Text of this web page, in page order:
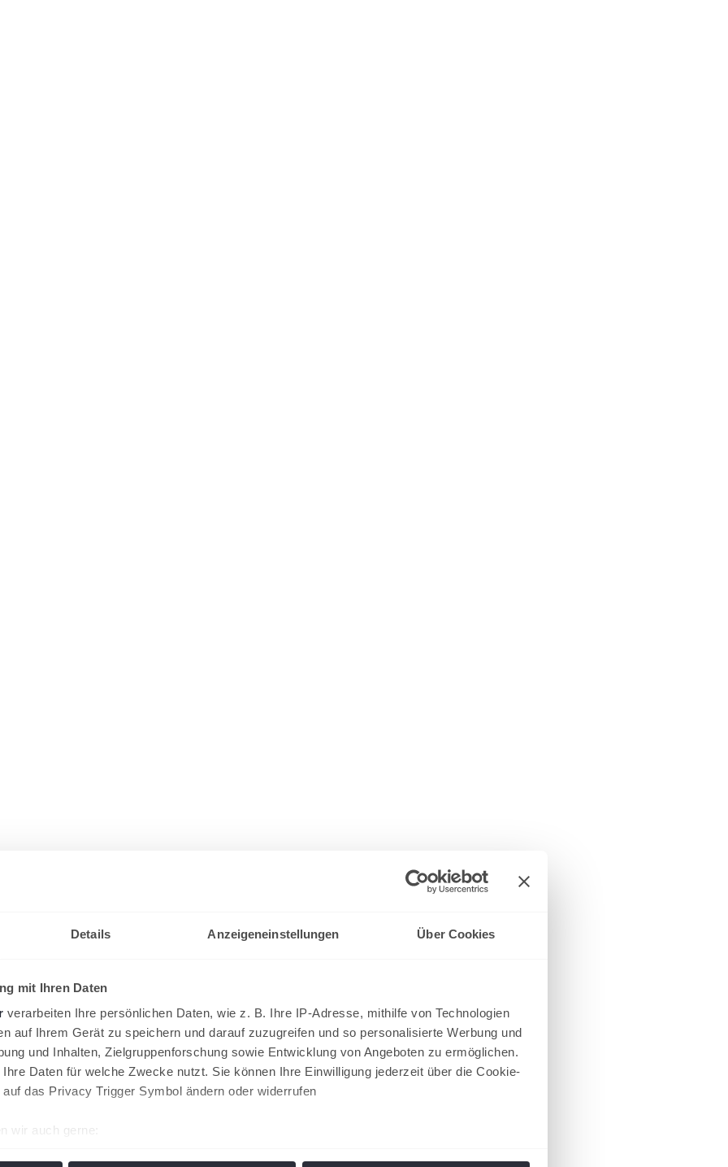
Details Anzeigeneinstellungen Über Cookies
mit Ihren Daten
verarbeiten Ihre persönlichen Daten, wie z. B. Ihre IP-Adresse, mithilfe von Technologien
auf Ihrem Gerät zu speichern und darauf zuzugreifen und so personalisierte Werbung und
und Inhalten, Zielgruppenforschung sowie Entwicklung von Angeboten zu ermöglichen.
Daten für welche Zwecke nutzt. Sie können Ihre Einwilligung jederzeit über die Cookie-
das Privacy Trigger Symbol ändern oder widerrufen
wir auch gerne: